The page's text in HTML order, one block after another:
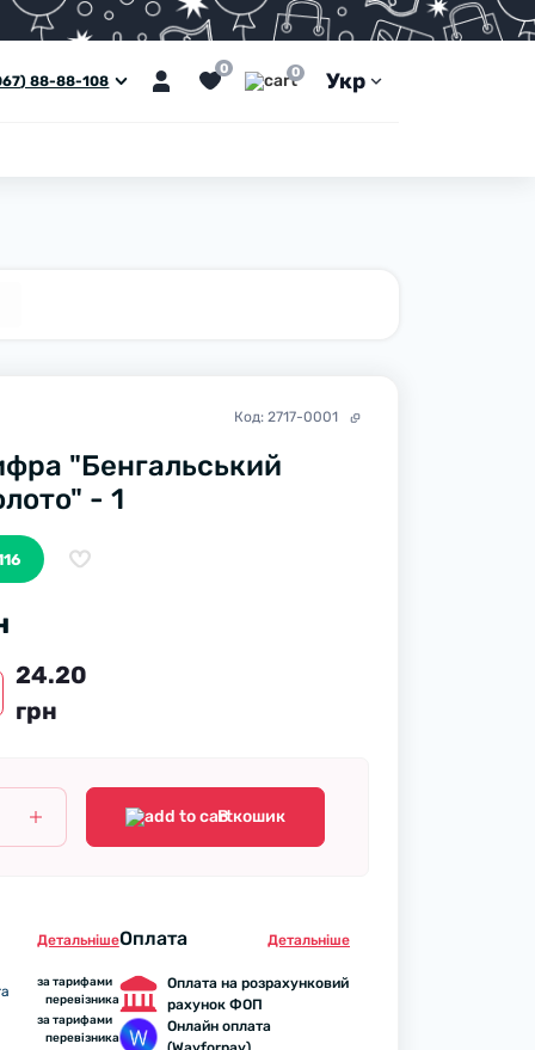
88-88-108
0 0 Укр
Код: 2717-0001
"Бенгальський
- 1
24.20
грн
В кошик
Детальнiше
за тарифами
перевізника
за тарифами
перевізника
Оплата Детальнiше
Оплата на розрахунковий
рахунок ФОП
Онлайн оплата